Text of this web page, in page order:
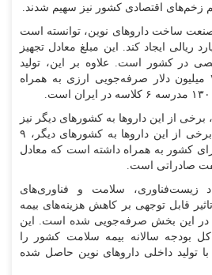
زخم‌های اقتصادی کشور نیز سهیم شدند.
صنعت ساخت دارو‌های نوین، توانسته است
هزار میلیارد ریالی ایجاد کند. این مبلغ معادل تجهیز
در کشور است. علاوه بر این، تولید
بومی دارو‌های نوین ۴۳۹ میلیون دلار صرفه‌جویی ارزی به همراه
برخی از این دارو‌ها به کشور‌های دیگر نیز
صادر می‌شوند. صادرات برخی از این دارو‌ها به کشور‌های دیگر، ۹
کشور به همراه داشته است که معادل
زیست‌فناوری، سلامت و فناوری‌های
قابل توجهی بر کاهش هزینه‌های بیمه
دلار در این بخش صرفه‌جویی شده است. این
۱۰ درصد کل بودجه سالانه بیمه سلامت کشور را
تولید داخلی دارو‌های نوین حاصل شده